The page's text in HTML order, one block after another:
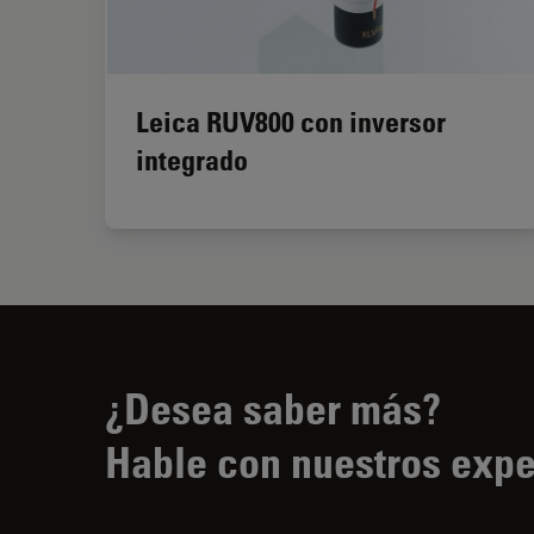
Leica RUV800 con inversor
integrado
¿Desea saber más?
Hable con nuestros